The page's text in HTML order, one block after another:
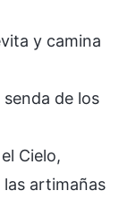
y camina
de los
Cielo,
artimañas